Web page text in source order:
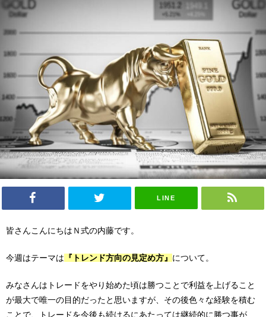
LINE
皆さんこんにちはＮ式の内藤です。
今週はテーマは 『トレンド方向の見定め方』 について。
みなさんはトレードをやり始めた頃は勝つことで利益を上げること
が最大で唯一の目的だったと思いますが、その後色々な経験を積む
ことで、トレードを今後も続けるにあたっては継続的に勝つ事が